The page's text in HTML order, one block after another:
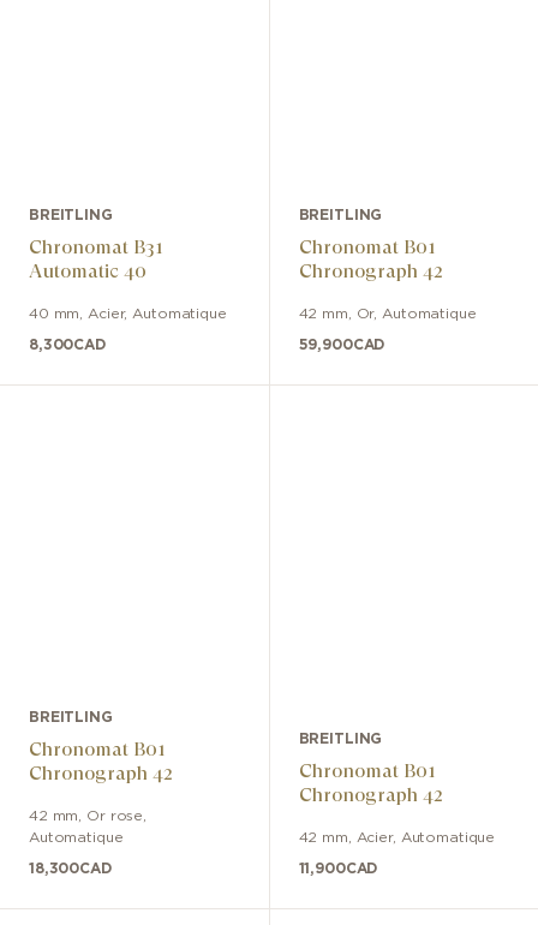
BREITLING
Chronomat B31
Automatic 40
40 mm Acier, Automatique
8,300CAD
BREITLING
Chronomat B01
Chronograph 42
42 mm Or, Automatique
59,900CAD
BREITLING
Chronomat B01
Chronograph 42
42 mm Or rose
Automatique
18,300CAD
BREITLING
Chronomat B01
Chronograph 42
42 mm Acier, Automatique
11,900CAD